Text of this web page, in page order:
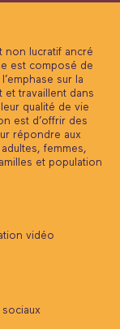
non lucratif ancré
est composé de
sur la
et travaillent dans
qualité de vie
est d’offrir des
répondre aux
femmes,
et population
vidéo